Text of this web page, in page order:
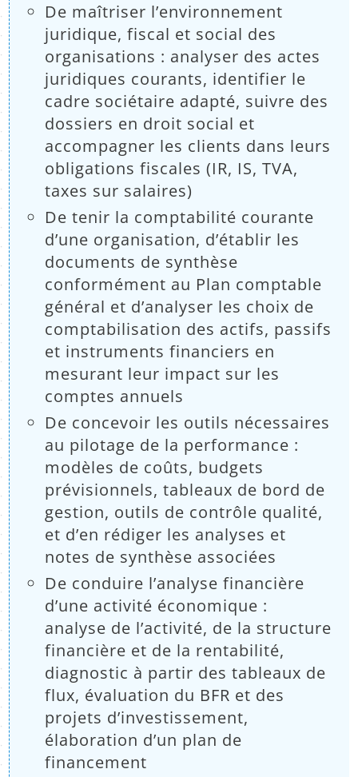
De maîtriser l’environnement
juridique, fiscal et social des
organisations : analyser des actes
juridiques courants, identifier le
cadre sociétaire adapté, suivre des
dossiers en droit social et
accompagner les clients dans leurs
obligations fiscales (IR, IS, TVA,
taxes sur salaires)
De tenir la comptabilité courante
d’une organisation, d’établir les
documents de synthèse
conformément au Plan comptable
général et d’analyser les choix de
comptabilisation des actifs, passifs
et instruments financiers en
mesurant leur impact sur les
comptes annuels
De concevoir les outils nécessaires
au pilotage de la performance :
modèles de coûts, budgets
prévisionnels, tableaux de bord de
gestion, outils de contrôle qualité,
et d’en rédiger les analyses et
notes de synthèse associées
De conduire l’analyse financière
d’une activité économique :
analyse de l’activité, de la structure
financière et de la rentabilité,
diagnostic à partir des tableaux de
flux, évaluation du BFR et des
projets d’investissement,
élaboration d’un plan de
financement